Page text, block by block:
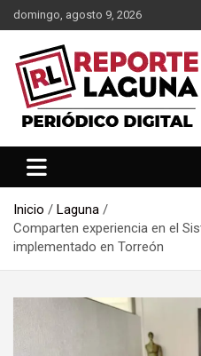
Saltar
al
contenido
domingo, agosto 9, 2026
Reporte
Inicio
Laguna
Comparten experiencia en el
implementado en Torreón